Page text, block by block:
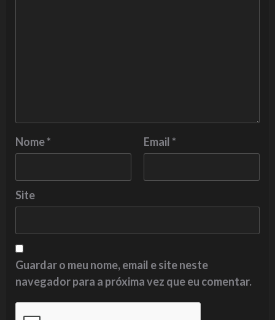
Nome* Email*
Site
Guardar o meu nome, email e site neste
navegador para a próxima vez que eu comentar.